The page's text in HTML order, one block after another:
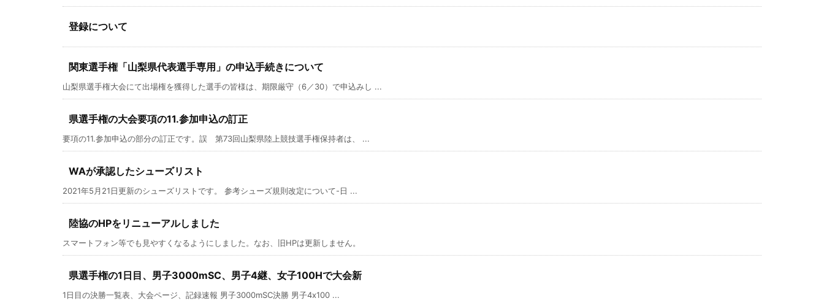
登録について
関東選手権「山梨県代表選手専用」の申込手続きについて
山梨県選手権大会にて出場権を獲得した選手の皆様は、期限厳守（6／30）で申込みし ...
県選手権の大会要項の11.参加申込の訂正
要項の11.参加申込の部分の訂正です。誤 第73回山梨県陸上競技選手権保持者は、 ...
WAが承認したシューズリスト
2021年5月21日更新のシューズリストです。 参考シューズ規則改定について-日 ...
陸協のHPをリニューアルしました
スマートフォン等でも見やすくなるようにしました。なお、旧HPは更新しません。
県選手権の1日目、男子3000mSC、男子4継、女子100Hで大会新
1日目の決勝一覧表、大会ページ、記録速報 男子3000mSC決勝 男子4x100 ...